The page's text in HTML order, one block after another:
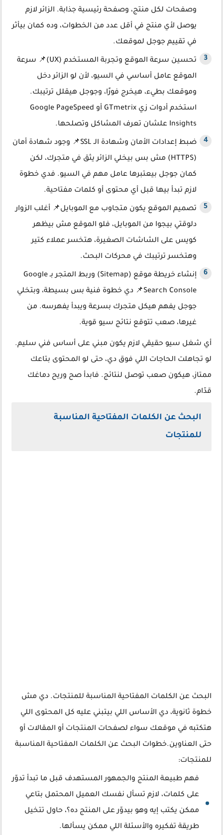
وصفحات لكل منتج، وصفحة رئيسية جذابة. الزائر لازم
يوصل لأي منتج في أقل عدد من الخطوات، وده كمان بيأثر
في تقييم جوجل لموقعك.
تحسين سرعة الموقع وتجربة المستخدم (UX)📌 سرعة
الموقع عامل أساسي في السيو، لأن لو الزائر دخل
وموقعك بطيء، هيخرج فورًا، وجوجل هيقلل ترتيبك.
استخدم أدوات زي GTmetrix أو Google PageSpeed
Insights علشان تعرف المشاكل وتصلحها.
ضبط إعدادات الأمان وشهادة الـ SSL📌 وجود شهادة أمان
(HTTPS) مش بس بيخلي الزائر يثق في متجرك، لكن
كمان جوجل بيعتبرها عامل مهم في السيو. فدي خطوة
لازم تبدأ بيها قبل أي محتوى أو كلمات مفتاحية.
تصميم الموقع يكون متجاوب مع الموبايل📌 أغلب الزوار
دلوقتي بيجوا من الموبايل، فلو الموقع مش بيظهر
كويس على الشاشات الصغيرة، هتخسر عملاء كتير
وهتخسر ترتيبك في محركات البحث.
إنشاء خريطة موقع (Sitemap) وربط المتجر بـ Google
Search Console📌 دي خطوة فنية بس بسيطة، وبتخلي
جوجل يفهم هيكل متجرك بسرعة ويبدأ يفهرسه. من
غيرها، صعب تتوقع نتائج سيو قوية.
أي شغل سيو حقيقي لازم يكون مبني على أساس فني سليم.
لو تجاهلت الحاجات اللي فوق دي، حتى لو المحتوى بتاعك
ممتاز، هيكون صعب توصل لنتائج. فابدأ صح وريح دماغك
قدّام.
البحث عن الكلمات المفتاحية المناسبة
للمنتجات
البحث عن الكلمات المفتاحية المناسبة للمنتجات. دي مش
خطوة ثانوية، دي الأساس اللي بيتبني عليه كل المحتوى اللي
هتكتبه في موقعك سواء لصفحات المنتجات أو المقالات أو
حتى العناوين.خطوات البحث عن الكلمات المفتاحية المناسبة
للمنتجات:
فهم طبيعة المنتج والجمهور المستهدف قبل ما تبدأ تدوّر
على كلمات، لازم تسأل نفسك العميل المحتمل بتاعي
ممكن يكتب إيه وهو بيدوّر على المنتج ده؟، حاول تتخيل
طريقة تفكيره والأسئلة اللي ممكن يسألها.